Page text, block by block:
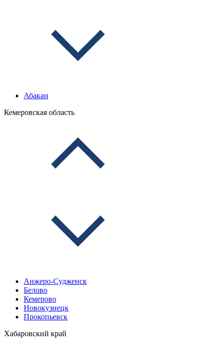
Абакан
Кемеровская область
Анжеро-Судженск
Белово
Кемерово
Новокузнецк
Прокопьевск
Хабаровский край